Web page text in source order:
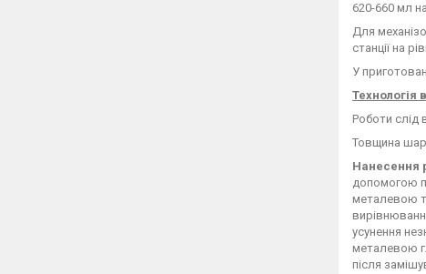
620-660 мл
Для
станції на
У
Технологія
Роботи слід
Товщина
Нанесення
допомогою
металевою
усунення
металевою
після